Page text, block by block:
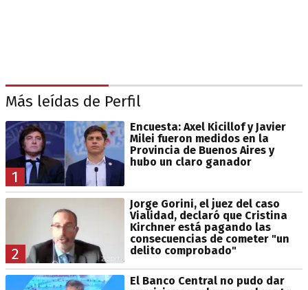
Más leídas de Perfil
1
Encuesta: Axel Kicillof y Javier
Milei fueron medidos en la
Provincia de Buenos Aires y
hubo un claro ganador
2
Jorge Gorini, el juez del caso
Vialidad, declaró que Cristina
Kirchner está pagando las
consecuencias de cometer "un
delito comprobado"
El Banco Central no pudo dar